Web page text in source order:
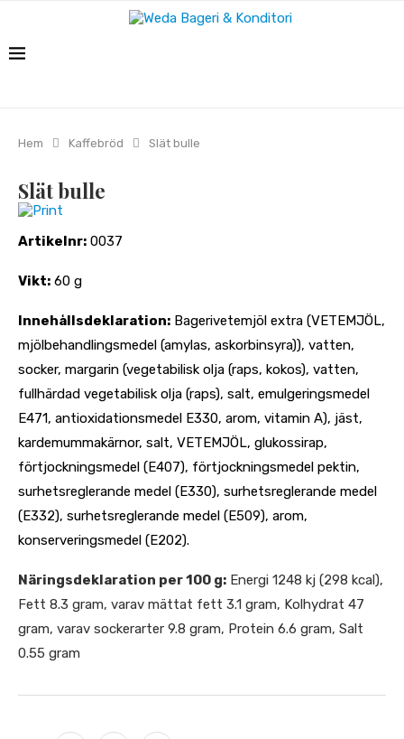
Hem Kaffebröd Slät bulle
Slät bulle
Print
Artikelnr: 0037
Vikt: 60 g
Innehållsdeklaration: Bagerivetemjöl extra (VETEMJÖL,
mjölbehandlingsmedel (amylas, askorbinsyra)), vatten,
socker, margarin (vegetabilisk olja (raps, kokos), vatten,
fullhärdad vegetabilisk olja (raps), salt, emulgeringsmedel
E471, antioxidationsmedel E330, arom, vitamin A), jäst,
kardemummakärnor, salt, VETEMJÖL, glukossirap,
förtjockningsmedel (E407), förtjockningsmedel pektin,
surhetsreglerande medel (E330), surhetsreglerande medel
(E332), surhetsreglerande medel (E509), arom,
konserveringsmedel (E202).
Näringsdeklaration per 100 g: Energi 1248 kj (298 kcal),
Fett 8.3 gram, varav mättat fett 3.1 gram, Kolhydrat 47
gram, varav sockerarter 9.8 gram, Protein 6.6 gram, Salt
0.55 gram